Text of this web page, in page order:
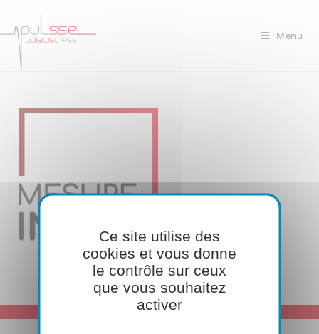
Menu
Ce site utilise des
cookies et vous donne
le contrôle sur ceux
que vous souhaitez
activer